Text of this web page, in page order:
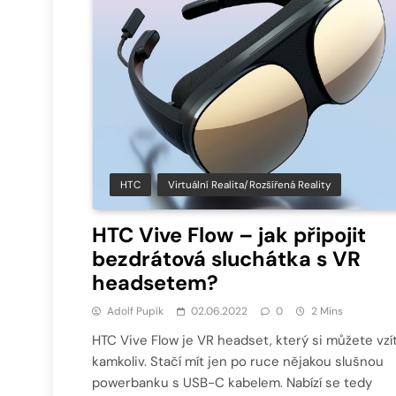
HTC Virtuální Realita/Rozšířená Reality
HTC Vive Flow – jak připojit
bezdrátová sluchátka s VR
headsetem?
Adolf Pupík 02.06.2022 0 2 Mins
HTC Vive Flow je VR headset, který si můžete
kamkoliv. Stačí mít jen po ruce nějakou slušnou
powerbanku s USB-C kabelem. Nabízí se tedy